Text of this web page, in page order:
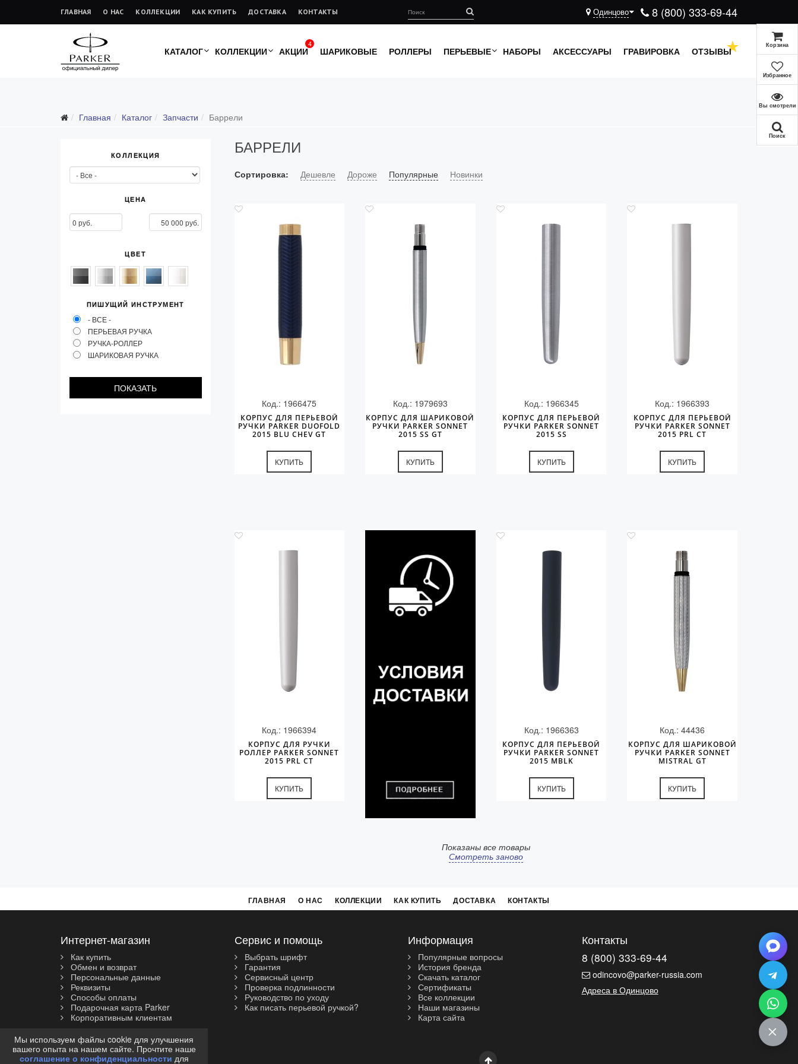
ГЛАВНАЯ О НАС КОЛЛЕКЦИИ КАК КУПИТЬ ДОСТАВКА КОНТАКТЫ 8 (800) 333-69-44
Одинцово
КАТАЛОГ КОЛЛЕКЦИИ
4
АКЦИИ ШАРИКОВЫЕ РОЛЛЕРЫ ПЕРЬЕВЫЕ НАБОРЫ АКСЕССУАРЫ ГРАВИРОВКА ОТЗЫВЫ
Главная Каталог Запчасти Баррели
КОЛЛЕКЦИЯ
ЦЕНА
ЦВЕТ
ПИШУЩИЙ ИНСТРУМЕНТ
- ВСЕ -
ПЕРЬЕВАЯ РУЧКА
РУЧКА-РОЛЛЕР
ШАРИКОВАЯ РУЧКА
БАРРЕЛИ
Сортировка: Дешевле Дороже Популярные Новинки
Код.: 1966475
КОРПУС ДЛЯ ПЕРЬЕВОЙ
РУЧКИ PARKER DUOFOLD
2015 BLU CHEV GT
КУПИТЬ
Код.: 1979693
КОРПУС ДЛЯ ШАРИКОВОЙ
РУЧКИ PARKER SONNET
2015 SS GT
КУПИТЬ
Код.: 1966345
КОРПУС ДЛЯ ПЕРЬЕВОЙ
РУЧКИ PARKER SONNET
2015 SS
КУПИТЬ
Код.: 1966393
КОРПУС ДЛЯ ПЕРЬЕВОЙ
РУЧКИ PARKER SONNET
2015 PRL CT
КУПИТЬ
Код.: 1966394
КОРПУС ДЛЯ РУЧКИ
РОЛЛЕР PARKER SONNET
2015 PRL CT
КУПИТЬ
Код.: 1966363
КОРПУС ДЛЯ ПЕРЬЕВОЙ
РУЧКИ PARKER SONNET
2015 MBLK
КУПИТЬ
Код.: 44436
КОРПУС ДЛЯ ШАРИКОВОЙ
РУЧКИ PARKER SONNET
MISTRAL GT
КУПИТЬ
Показаны все товары
Смотреть заново
ГЛАВНАЯ О НАС КОЛЛЕКЦИИ КАК КУПИТЬ ДОСТАВКА КОНТАКТЫ
Интернет-магазин
Как купить
Обмен и возврат
Персональные данные
Реквизиты
Способы оплаты
Подарочная карта Parker
Корпоративным клиентам
Сервис и помощь
Выбрать шрифт
Гарантия
Сервисный центр
Проверка подлинности
Руководство по уходу
Как писать перьевой ручкой?
Информация
Популярные вопросы
История бренда
Скачать каталог
Сертификаты
Все коллекции
Наши магазины
Карта сайта
Контакты
8 (800) 333-69-44
odincovo@parker-russia.com
Адреса в Одинцово
Ежедневники
С золотым пером
Распродажа
Аксессуары
Перья
Колпачки
Зоны захвата
Зажимы
Механизмы
Упаковка
Подарочные сертификаты
Корзина
Избранное
Вы смотрели
Поиск
Мы используем файлы cookie для улучшения
вашего опыта на нашем сайте. Прочтите наше
соглашение о конфиденциальности для